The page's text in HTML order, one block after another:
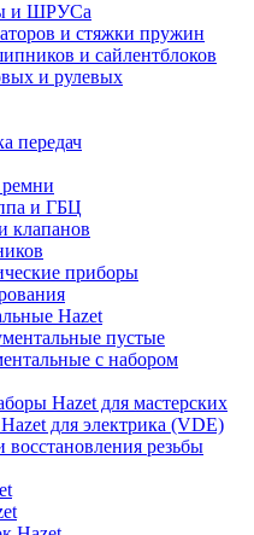
и ШРУСа
и стяжки пружин
и сайлентблоков
и рулевых
передач
и ГБЦ
клапанов
приборы
Hazet
пустые
с набором
Hazet для мастерских
для электрика (VDE)
резьбы